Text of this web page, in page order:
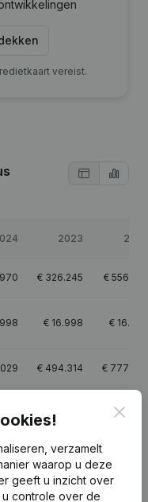
vereist.
2023 2022
€ 326.245 € 556.556
€ 16.998 € 16.998
€ 494.314 € 777.927
verzamelt
waarop u deze
geeft u inzicht over
controle over de